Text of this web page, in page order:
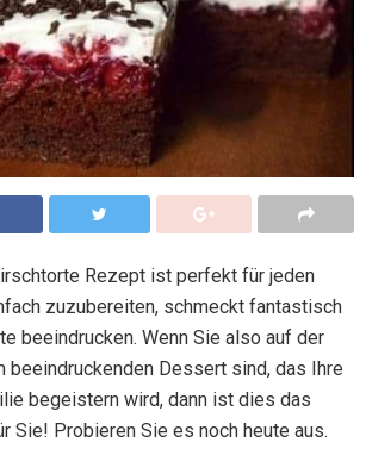
Rezept ist perfekt für jeden
zuzubereiten, schmeckt fantastisch
beeindrucken. Wenn Sie also auf der
beeindruckenden Dessert sind, das Ihre
begeistern wird, dann ist dies das
Sie! Probieren Sie es noch heute aus.